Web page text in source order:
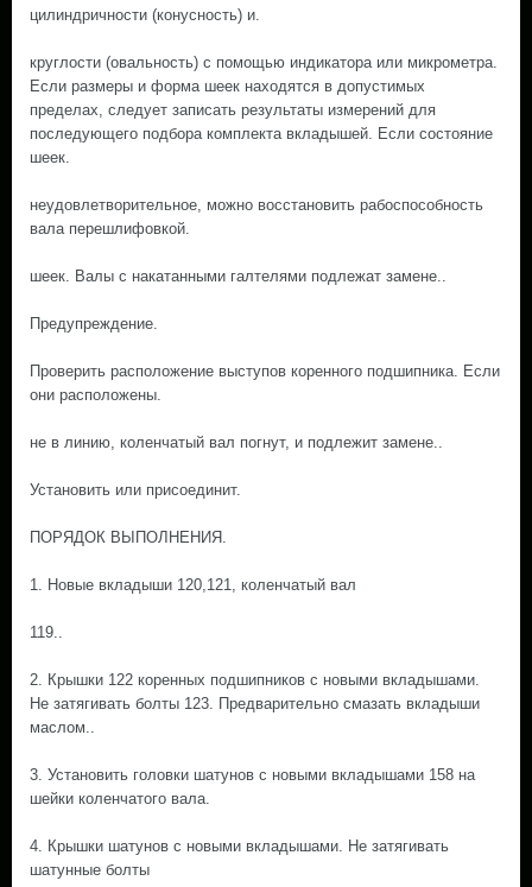
цилиндричности (конусность) и.
круглости (овальность) с помощью индикатора или микрометра.
Если размеры и форма шеек находятся в допустимых
пределах, следует записать результаты измерений для
последующего подбора комплекта вкладышей. Если состояние
шеек.
неудовлетворительное, можно восстановить рабоспособность
вала перешлифовкой.
шеек. Валы с накатанными галтелями подлежат замене..
Предупреждение.
Проверить расположение выступов коренного подшипника. Если
они расположены.
не в линию, коленчатый вал погнут, и подлежит замене..
Установить или присоединит.
ПОРЯДОК ВЫПОЛНЕНИЯ.
1. Новые вкладыши 120,121, коленчатый вал
119..
2. Крышки 122 коренных подшипников с новыми вкладышами.
Не затягивать болты 123. Предварительно смазать вкладыши
маслом..
3. Установить головки шатунов с новыми вкладышами 158 на
шейки коленчатого вала.
4. Крышки шатунов с новыми вкладышами. Не затягивать
шатунные болты